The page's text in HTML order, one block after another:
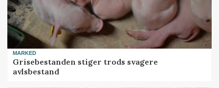
MARKED
Grisebestanden stiger trods svagere
avlsbestand